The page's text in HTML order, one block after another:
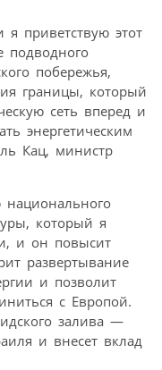
приветствую этот
подводного
побережья,
границы, который
сеть вперед и
энергетическим
Кац, министр
национального
который я
и он повысит
развертывание
и позволит
с Европой.
залива —
и внесет вклад